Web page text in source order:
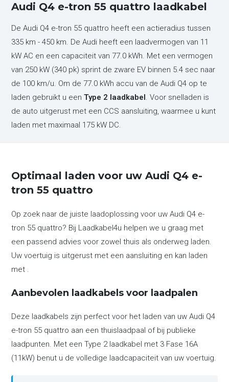
Audi Q4 e-tron 55 quattro laadkabel
De Audi Q4 e-tron 55 quattro heeft een actieradius tussen
335 km - 450 km. De Audi heeft een laadvermogen van 11
kW AC en een capaciteit van 77.0 kWh. Met een vermogen
van 250 kW (340 pk) sprint de zware EV binnen 5.4 sec naar
de 100 km/u. Om de 77.0 kWh accu van de Audi Q4 op te
laden gebruikt u eenType 2 laadkabel. Voor snelladen is
de auto uitgerust met een CCS aansluiting, waarmee u kunt
laden met maximaal 175 kW DC.
Optimaal laden voor uw Audi Q4 e-
tron 55 quattro
Op zoek naar de juiste laadoplossing voor uw Audi Q4 e-
tron 55 quattro? Bij Laadkabel4u helpen we u graag met
een passend advies voor zowel thuis als onderweg laden.
Uw voertuig is uitgerust met een aansluiting en kan laden
met .
Aanbevolen laadkabels voor laadpalen
Deze laadkabels zijn perfect voor het laden van uw Audi Q4
e-tron 55 quattro aan een thuislaadpaal of bij publieke
laadpunten. Met een Type 2 laadkabel met 3 Fase 16A
(11kW) benut u de volledige laadcapaciteit van uw voertuig.